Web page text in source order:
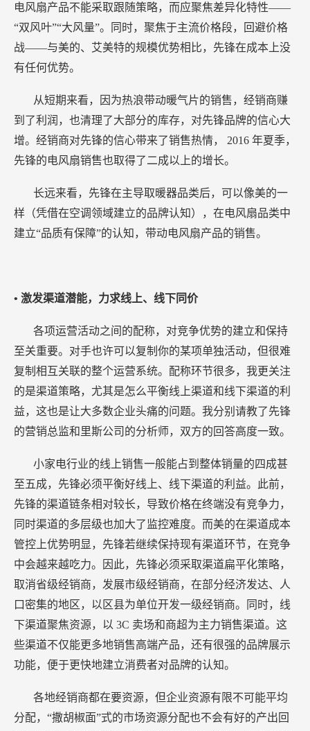
电风扇产品不能采取跟随策略，而应聚焦差异化特性——
“双风叶”“大风量”。同时，聚焦于主流价格段，回避价格
战——与美的、艾美特的规模优势相比，先锋在成本上没
有任何优势。
从短期来看，因为热浪带动暖气片的销售，经销商赚
到了利润，也清理了大部分的库存，对先锋品牌的信心大
增。经销商对先锋的信心带来了销售热情， 2016 年夏季，
先锋的电风扇销售也取得了二成以上的增长。
长远来看，先锋在主导取暖器品类后，可以像美的一
样（凭借在空调领域建立的品牌认知），在电风扇品类中
建立“品质有保障”的认知，带动电风扇产品的销售。
• 激发渠道潜能，力求线上、线下同价
各项运营活动之间的配称，对竞争优势的建立和保持
至关重要。对手也许可以复制你的某项单独活动，但很难
复制相互关联的整个运营系统。配称环节很多，我更关注
的是渠道策略，尤其是怎么平衡线上渠道和线下渠道的利
益，这也是让大多数企业头痛的问题。我分别请教了先锋
的营销总监和里斯公司的分析师，双方的回答高度一致。
小家电行业的线上销售一般能占到整体销量的四成甚
至五成，先锋必须平衡好线上、线下渠道的利益。此前，
先锋的渠道链条相对较长，导致价格在终端没有竞争力，
同时渠道的多层级也加大了监控难度。而美的在渠道成本
管控上优势明显，先锋若继续保持现有渠道环节，在竞争
中会越来越吃力。因此，先锋必须采取渠道扁平化策略，
取消省级经销商，发展市级经销商，在部分经济发达、人
口密集的地区，以区县为单位开发一级经销商。同时，线
下渠道聚焦资源，以 3C 卖场和商超为主力销售渠道。这
些渠道不仅能更多地销售高端产品，还有很强的品牌展示
功能，便于更快地建立消费者对品牌的认知。
各地经销商都在要资源，但企业资源有限不可能平均
分配，“撒胡椒面”式的市场资源分配也不会有好的产出回